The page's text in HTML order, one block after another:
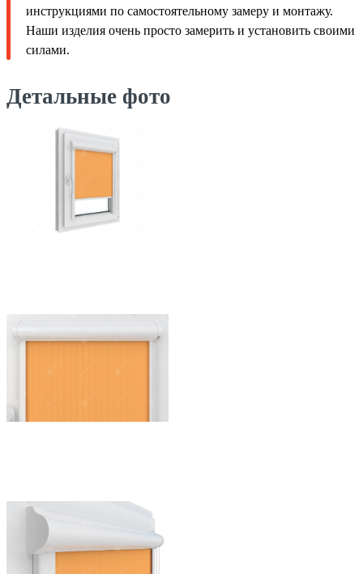
инструкциями по самостоятельному замеру и монтажу.
Наши изделия очень просто замерить и установить своими
силами.
Детальные фото